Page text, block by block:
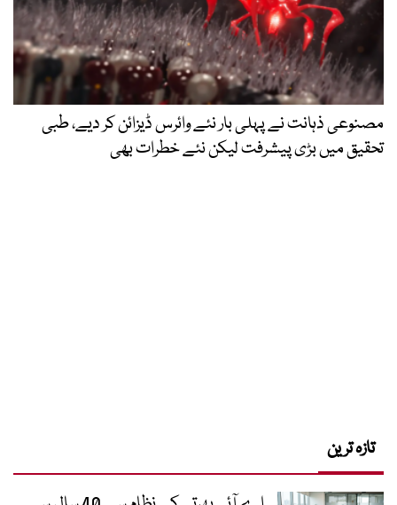
مصنوعی ذہانت نے پہلی بار نئے وائرس ڈیزائن کر دیے، طبی
تحقیق میں بڑی پیشرفت لیکن نئے خطرات بھی
تازہ ترین